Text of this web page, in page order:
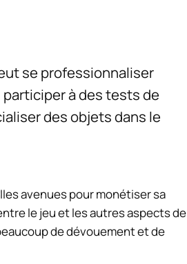
se professionnaliser
à des tests de
des objets dans le
avenues pour monétiser sa
le jeu et les autres aspects de
de dévouement et de